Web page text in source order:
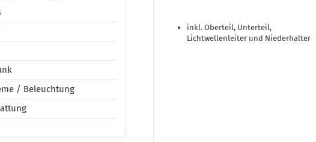
inkl. Oberteil, Unterteil,
Lichtwellenleiter und Niederhalter
/ Beleuchtung